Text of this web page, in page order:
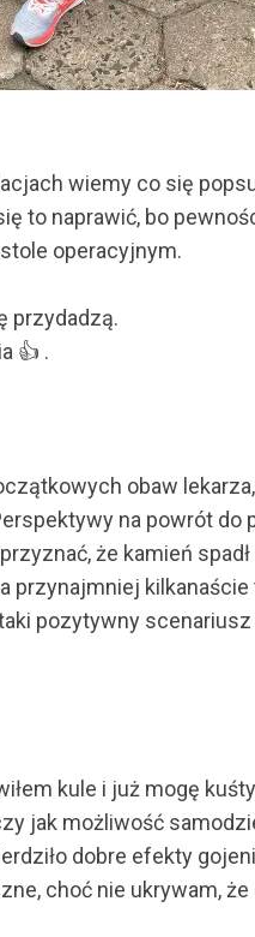
wiemy co się
to naprawić, bo
operacyjnym.
przydadzą.
👍 .
obaw
na powrót do
że kamień
przynajmniej
pozytywny scenariusz
kule i już mogę
jak możliwość
dobre efekty
choć nie ukrywam,